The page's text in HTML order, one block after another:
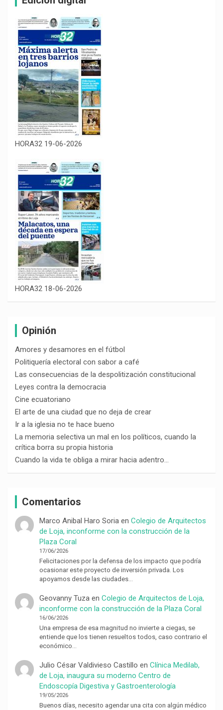
HORA32 19-06-2026
HORA32 18-06-2026
Opinión
Amores y desamores en el fútbol
Politiquería electoral con sabor a café
Las consecuencias de la despolitización constitucional
Leyes contra la democracia
Cine ecuatoriano
El arte de una ciudad que no deja de crear
Ir a la iglesia no te hace bueno
La memoria selectiva un mal en los políticos, cuando la
crítica borra su propia historia
Cuando la vida te obliga a mirar hacia adentro…
Comentarios
Marco Anibal Haro Soria en Colegio de Arquitectos
de Loja, inconforme con la construcción de la
Plaza Coral
17/06/2026
Felicitaciones por la defensa de los impacto que podría
ocasionar este proyecto de inversión privada. Los
apoyamos desde las ciudades…
Geovanny Tuzaen Colegio de Arquitectos de Loja,
inconforme con la construcción de la Plaza Coral
16/06/2026
Una empresa de esa magnitud no invierte a ciegas, se
entiende que los tienen resueltos todos, caso contrario el
económico…
Julio César Valdivieso Castillo en Clínica Medilab,
de Loja, inaugura su moderno Centro de
Endoscopía Digestiva y Gastroenterología
19/05/2026
Buenos días, necesito agendar una cita con algún médico